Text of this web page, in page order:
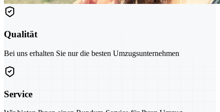
Qualität
Bei uns erhalten Sie nur die besten Umzugsunternehmen
Service